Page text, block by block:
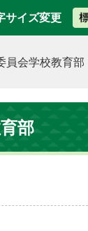
サイズ変更
員会学校教育部
部